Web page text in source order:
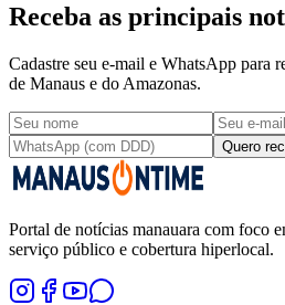
Receba as principais
Cadastre seu e-mail e WhatsApp para
de Manaus e do Amazonas.
Quero
Portal de notícias manauara com foco
serviço público e cobertura hiperlocal.